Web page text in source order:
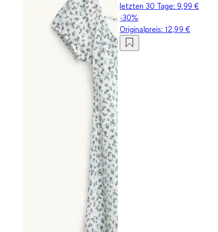
letzten 30 Tage:9,99 €
-30%
Originalpreis:12,99 €